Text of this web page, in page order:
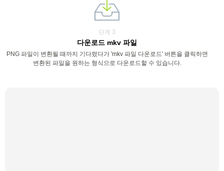
단계 3
다운로드 mkv 파일
PNG 파일이 변환될 때까지 기다렸다가 'mkv 파일 다운로드' 버튼을 클릭하면
변환된 파일을 원하는 형식으로 다운로드할 수 있습니다.